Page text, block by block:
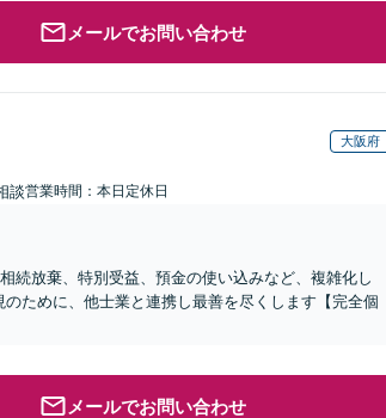
メールでお問い合わせ
大阪府
談営業時間：本日定休日
続放棄、特別受益、預金の使い込みなど、複雑化し
ために、他士業と連携し最善を尽くします【完全個
メールでお問い合わせ